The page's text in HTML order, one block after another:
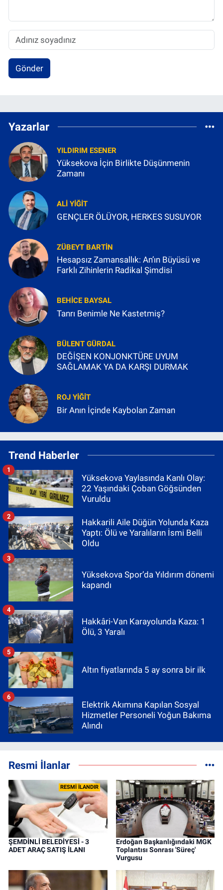
Gönder
Yazarlar
YILDIRIM ESENER
Yüksekova İçin Birlikte Düşünmenin
Zamanı
ALI YIĞIT
GENÇLER ÖLÜYOR, HERKES SUSUYOR
ZÜBEYT BARTIN
Hesapsız Zamansallık: An’ın Büyüsü ve
Farklı Zihinlerin Radikal Şimdisi
BEHICE BAYSAL
Tanrı Benimle Ne Kastetmiş?
BÜLENT GÜRDAL
DEĞİŞEN KONJONKTÜRE UYUM
SAĞLAMAK YA DA KARŞI DURMAK
ROJ YIĞIT
Bir Anın İçinde Kaybolan Zaman
Trend Haberler
Yüksekova Yaylasında Kanlı Olay:
22 Yaşındaki Çoban Göğsünden
Vuruldu
1
Hakkarili Aile Düğün Yolunda Kaza
Yaptı: Ölü ve Yaralıların İsmi Belli
Oldu
2
Yüksekova Spor’da Yıldırım dönemi
kapandı
3
Hakkâri-Van Karayolunda Kaza: 1
Ölü, 3 Yaralı
4
Altın fiyatlarında 5 ay sonra bir ilk
5
Elektrik Akımına Kapılan Sosyal
Hizmetler Personeli Yoğun Bakıma
Alındı
6
Resmi İlanlar
RESMİ İLANDIR
ŞEMDİNLİ BELEDİYESİ - 3
ADET ARAÇ SATIŞ İLANI
Erdoğan Başkanlığındaki MGK
Toplantısı Sonrası 'Süreç'
Vurgusu